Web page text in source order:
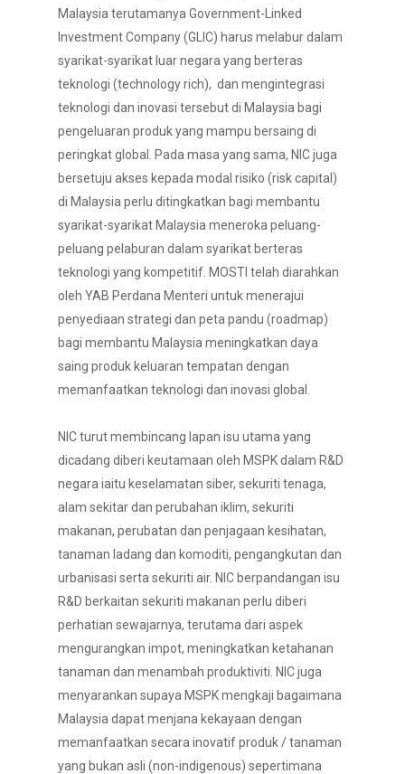
Malaysia terutamanya Government-Linked
Investment Company (GLIC) harus melabur dalam
syarikat-syarikat luar negara yang berteras
teknologi (technology rich), dan mengintegrasi
teknologi dan inovasi tersebut di Malaysia bagi
pengeluaran produk yang mampu bersaing di
peringkat global. Pada masa yang sama, NIC juga
bersetuju akses kepada modal risiko (risk capital)
di Malaysia perlu ditingkatkan bagi membantu
syarikat-syarikat Malaysia meneroka peluang-
peluang pelaburan dalam syarikat berteras
teknologi yang kompetitif. MOSTI telah diarahkan
oleh YAB Perdana Menteri untuk menerajui
penyediaan strategi dan peta pandu (roadmap)
bagi membantu Malaysia meningkatkan daya
saing produk keluaran tempatan dengan
memanfaatkan teknologi dan inovasi global.
NIC turut membincang lapan isu utama yang
dicadang diberi keutamaan oleh MSPK dalam R&D
negara iaitu keselamatan siber, sekuriti tenaga,
alam sekitar dan perubahan iklim, sekuriti
makanan, perubatan dan penjagaan kesihatan,
tanaman ladang dan komoditi, pengangkutan dan
urbanisasi serta sekuriti air. NIC berpandangan isu
R&D berkaitan sekuriti makanan perlu diberi
perhatian sewajarnya, terutama dari aspek
mengurangkan impot, meningkatkan ketahanan
tanaman dan menambah produktiviti. NIC juga
menyarankan supaya MSPK mengkaji bagaimana
Malaysia dapat menjana kekayaan dengan
memanfaatkan secara inovatif produk / tanaman
yang bukan asli (non-indigenous) sepertimana